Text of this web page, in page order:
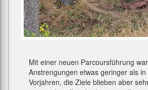
Mit einer neuen Parcoursführung
Anstrengungen etwas geringer als in
Vorjahren, die Ziele blieben aber